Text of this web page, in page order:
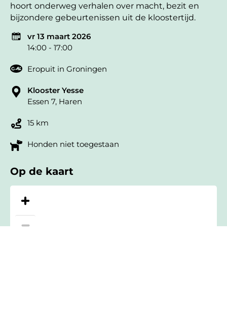
hoort onderweg verhalen over macht, bezit en
bijzondere gebeurtenissen uit de kloostertijd.
vr 13 maart 2026
14:00 - 17:00
Eropuit in Groningen
Klooster Yesse
Essen 7, Haren
15 km
Honden niet toegestaan
Op de kaart